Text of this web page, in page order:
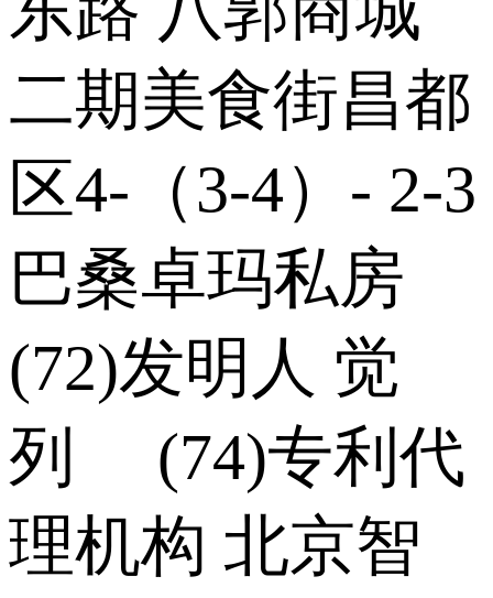
二期美食街昌都
区4-（3-4）- 2-3
巴桑卓玛私房
(72)发明人 觉
列 (74)专利代
理机构 北京智